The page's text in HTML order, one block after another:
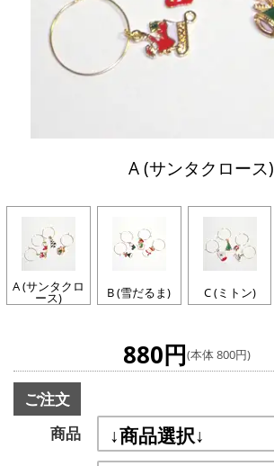
A (サンタクロース)
A (サンタクロ
ース) B (雪だるま) C (ミトン)
880円(本体 800円)
ご注文
商品